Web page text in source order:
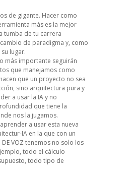
de gigante. Hacer como
más es la mejor
tumba de tu carrera
de paradigma y, como
lugar.
más importante seguirán
que manejamos como
que un proyecto no sea
sino arquitectura pura y
a usar la IA y no
que tiene la
nos la jugamos.
a usar esta nueva
IA en la que con un
DE VOZ tenemos no solo los
todo el cálculo
todo tipo de